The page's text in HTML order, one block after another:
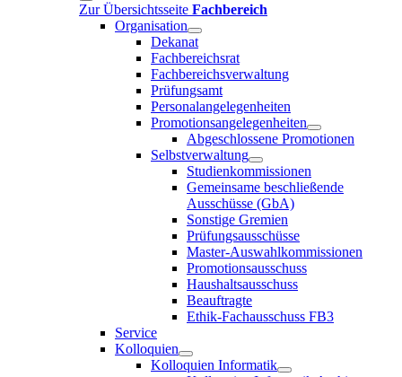
Zur Übersichtsseite Fachbereich
Organisation
Dekanat
Fachbereichsrat
Fachbereichsverwaltung
Prüfungsamt
Personalangelegenheiten
Promotionsangelegenheiten
Abgeschlossene Promotionen
Selbstverwaltung
Studienkommissionen
Gemeinsame beschließende
Ausschüsse (GbA)
Sonstige Gremien
Prüfungsausschüsse
Master-Auswahlkommissionen
Promotionsausschuss
Haushaltsausschuss
Beauftragte
Ethik-Fachausschuss FB3
Service
Kolloquien
Kolloquien Informatik